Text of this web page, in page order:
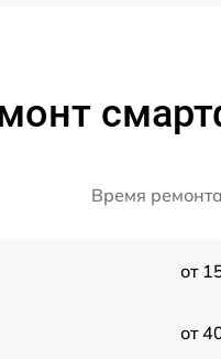
Время ремонта
от
от